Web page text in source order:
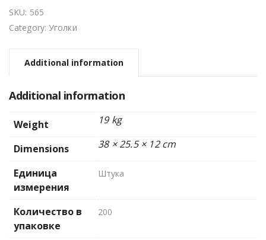
SKU: 565
Category: Уголки
Additional information
Additional information
Weight 19 kg
Dimensions 38 × 25.5 × 12 cm
Единица
измерения
Штука
Количество в
упаковке
200